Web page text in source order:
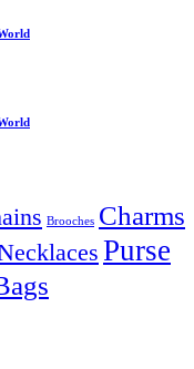
Brooches Charms
Purse